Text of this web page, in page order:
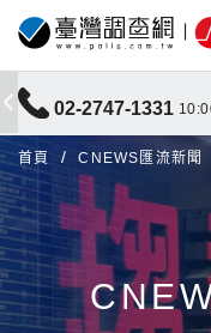
02-2747-1331
首頁 CNEWS匯流新聞